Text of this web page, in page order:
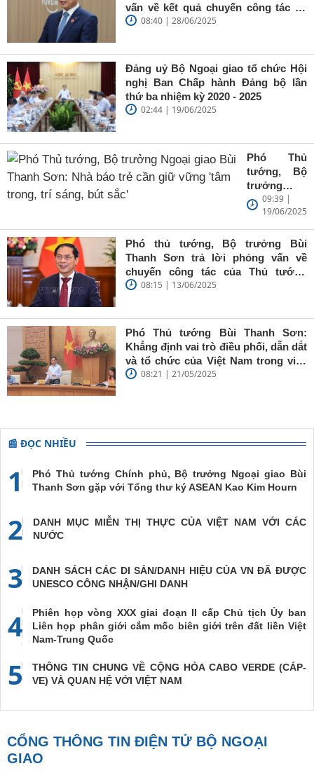
vấn về kết quả chuyến công tác tại
Trung Quốc của Thủ tướng Chính
08:40 | 28/06/2025
Đảng uỷ Bộ Ngoại giao tổ chức Hội
nghị Ban Chấp hành Đảng bộ lần
thứ ba nhiệm kỳ 2020 - 2025
02:44 | 19/06/2025
Phó Thủ
tướng, Bộ
trưởng
Ngoại giao
Bùi Thanh
Sơn: Nhà
báo trẻ cần
giữ vững
'tâm trong,
09:39 |
19/06/2025
Phó thủ tướng, Bộ trưởng Bùi
Thanh Sơn trả lời phỏng vấn về
chuyến công tác của Thủ tướng
Chính phủ đến Estonia, Pháp và
08:15 | 13/06/2025
Phó Thủ tướng Bùi Thanh Sơn:
Khẳng định vai trò điều phối, dẫn dắt
và tổ chức của Việt Nam trong việc
đề cao chủ nghĩa đa phương, đoàn
08:21 | 21/05/2025
📰 ĐỌC NHIỀU
1
Phó Thủ tướng Chính phủ, Bộ trưởng Ngoại giao Bùi
Thanh Sơn gặp với Tổng thư ký ASEAN Kao Kim Hourn
2
DANH MỤC MIỄN THỊ THỰC CỦA VIỆT NAM VỚI CÁC
NƯỚC
3
DANH SÁCH CÁC DI SẢN/DANH HIỆU CỦA VN ĐÃ ĐƯỢC
UNESCO CÔNG NHẬN/GHI DANH
4
Phiên họp vòng XXX giai đoạn II cấp Chủ tịch Ủy ban
Liên họp phân giới cắm mốc biên giới trên đất liền Việt
Nam-Trung Quốc
5
THÔNG TIN CHUNG VỀ CỘNG HÒA CABO VERDE (CÁP-
VE) VÀ QUAN HỆ VỚI VIỆT NAM
CỔNG THÔNG TIN ĐIỆN TỬ BỘ NGOẠI
GIAO